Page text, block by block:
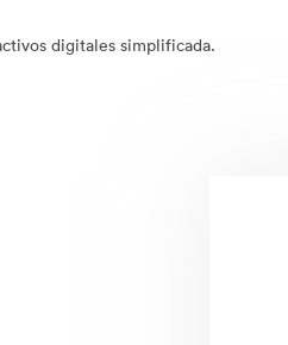
digitales simplificada.